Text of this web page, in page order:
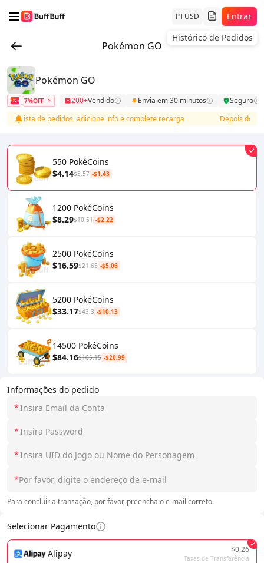
PTUSD
Histórico de Pedidos
Entrar
Pokémon GO
Informações do pedido
*
*
*
*
Para concluir a transação, por favor, preencha o e-mail correto.
Selecionar Pagamento
Alipay $0.26
Taxas de Transferência
Pokémon GO
7%OFF 200+Vendido Envia em 30 minutos
Seguro
lista de pedidos, adicione info e complete recarga
Depois do
550 PokéCoins
$4.14$5.57 -$1.43
1200 PokéCoins
$8.29$10.51 -$2.22
2500 PokéCoins
$16.59$21.65 -$5.06
5200 PokéCoins
$33.17$43.3 -$10.13
14500 PokéCoins
$84.16$105.15 -$20.99